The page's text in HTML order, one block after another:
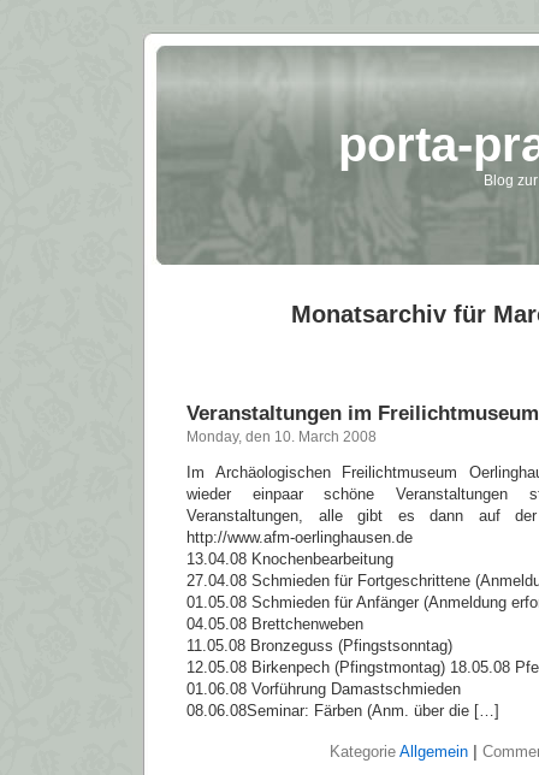
porta-
Blog
Monatsarchiv für
Veranstaltungen im
Monday, den 10. March 2008
Im Archäologischen Freilichtmuseum
wieder einpaar schöne Veranstaltungen
Veranstaltungen, alle gibt es dann auf
http://www.afm-oerlinghausen.de
13.04.08 Knochenbearbeitung
27.04.08 Schmieden für Fortgeschrittene
01.05.08 Schmieden für Anfänger (Anmeldung
04.05.08 Brettchenweben
11.05.08 Bronzeguss (Pfingstsonntag)
12.05.08 Birkenpech (Pfingstmontag) 18.05.08
01.06.08 Vorführung Damastschmieden
08.06.08Seminar: Färben (Anm. über die […]
Kategorie Allgemein